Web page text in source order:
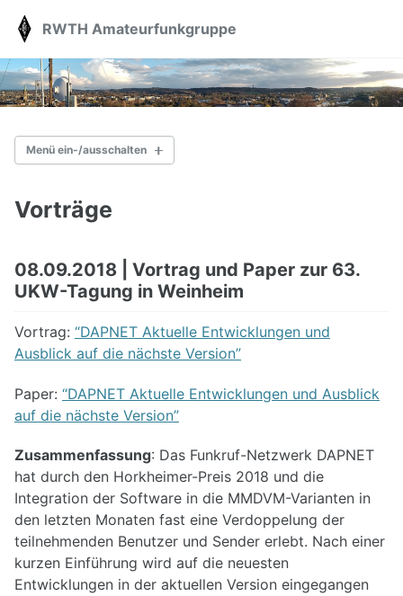
Skip
primary
navigation
Skip
content
Skip
footer
RWTH Amateurfunkgruppe
Menü ein-/ausschalten
Station
Vorträge
Kontakt
DB0SDA
DB0WA
VPN-Zugang
DAPNET
Vorträge
08.09.2018 | Vortrag und Paper zur 63.
UKW-Tagung in Weinheim
Vortrag: “DAPNET Aktuelle Entwicklungen und
Ausblick auf die nächste Version”
Paper: “DAPNET Aktuelle Entwicklungen und Ausblick
auf die nächste Version”
Zusammenfassung: Das Funkruf-Netzwerk DAPNET
hat durch den Horkheimer-Preis 2018 und die
Integration der Software in die MMDVM-Varianten in
den letzten Monaten fast eine Verdoppelung der
teilnehmenden Benutzer und Sender erlebt. Nach einer
kurzen Einführung wird auf die neuesten
Entwicklungen in der aktuellen Version eingegangen